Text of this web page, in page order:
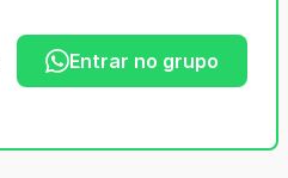
Entrar no grupo